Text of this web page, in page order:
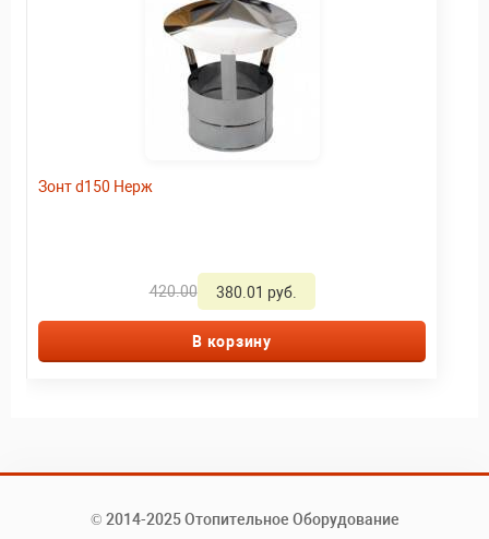
Зонт d150 Нерж
420.00 380.01 руб.
В корзину
© 2014-2025 Отопительное Оборудование